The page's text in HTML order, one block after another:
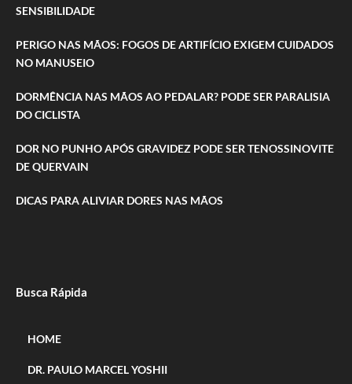
SENSIBILIDADE
PERIGO NAS MÃOS: FOGOS DE ARTIFÍCIO EXIGEM CUIDADOS
NO MANUSEIO
DORMÊNCIA NAS MÃOS AO PEDALAR? PODE SER PARALISIA
DO CICLISTA
DOR NO PUNHO APÓS GRAVIDEZ PODE SER TENOSSINOVITE
DE QUERVAIN
DICAS PARA ALIVIAR DORES NAS MÃOS
Busca Rápida
HOME
DR. PAULO MARCEL YOSHII